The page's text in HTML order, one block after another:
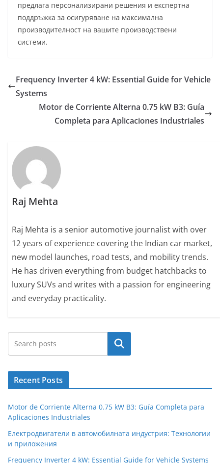
предлага персонализирани решения и експертна
поддръжка за осигуряване на максимална
производителност на вашите производствени
системи.
Frequency Inverter 4 kW: Essential Guide for Vehicle
Systems
Motor de Corriente Alterna 0.75 kW B3: Guía
Completa para Aplicaciones Industriales
Raj Mehta
Raj Mehta is a senior automotive journalist with over
12 years of experience covering the Indian car market,
new model launches, road tests, and mobility trends.
He has driven everything from budget hatchbacks to
luxury SUVs and writes with a passion for engineering
and everyday practicality.
Search
Recent Posts
Motor de Corriente Alterna 0.75 kW B3: Guía Completa para
Aplicaciones Industriales
Електродвигатели в автомобилната индустрия: Технологии
и приложения
Frequency Inverter 4 kW: Essential Guide for Vehicle Systems